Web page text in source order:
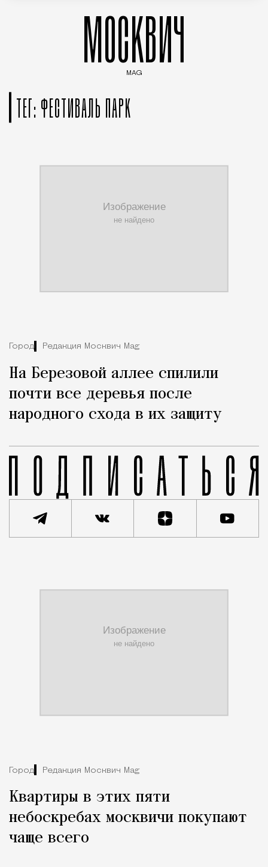
МОСКВИЧ
MAG
ТЕГ: ФЕСТИВАЛЬ ПАРК
Город Редакция Москвич Mag
На Березовой аллее спилили
почти все деревья после
народного схода в их защиту
Город Редакция Москвич Mag
Квартиры в этих пяти
небоскребах москвичи покупают
чаще всего